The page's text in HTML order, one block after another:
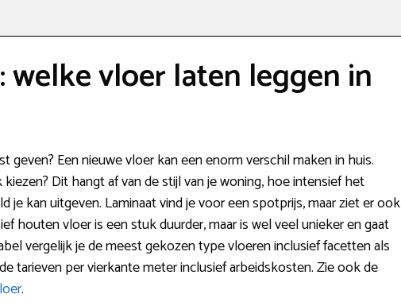
welke vloer laten leggen in
geven? Een nieuwe vloer kan een enorm verschil maken in huis.
Dit hangt af van de stijl van je woning, hoe intensief het
je kan uitgeven. Laminaat vind je voor een spotprijs, maar ziet er ook
houten vloer is een stuk duurder, maar is wel veel unieker en gaat
vergelijk je de meest gekozen type vloeren inclusief facetten als
tarieven per vierkante meter inclusief arbeidskosten. Zie ook de
.